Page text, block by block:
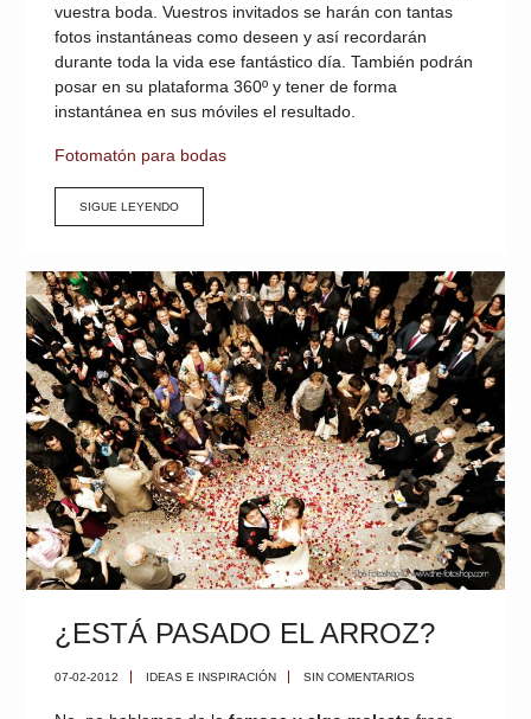
vuestra boda. Vuestros invitados se harán con tantas
fotos instantáneas como deseen y así recordarán
durante toda la vida ese fantástico día. También podrán
posar en su plataforma 360º y tener de forma
instantánea en sus móviles el resultado.
Fotomatón para bodas
SIGUE LEYENDO
¿ESTÁ PASADO EL ARROZ?
07-02-2012 IDEAS E INSPIRACIÓN SIN COMENTARIOS